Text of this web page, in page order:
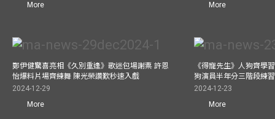
More
More
鄭伊健驚喜亮相《久別重逢》歌迷包場謝票 許恩
怡爆料片場齊練舞 陳光榮讚歎秒速入戲
2024-12-29
More
《得寵先生》人狗齊學
狗演員半年分三階段練
2024-12-23
More